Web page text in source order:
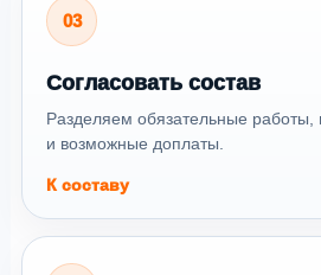
03
Согласовать состав
Разделяем обязательные работы,
и возможные доплаты.
К составу